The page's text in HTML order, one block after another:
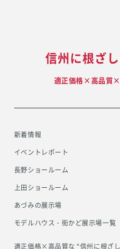
信州に根ざ
適正価格×高品質×
新着情報
イベントレポート
長野ショールーム
上田ショールーム
あづみの展示場
モデルハウス・街かど展示場一覧
適正価格×高品質な “信州に根ざ